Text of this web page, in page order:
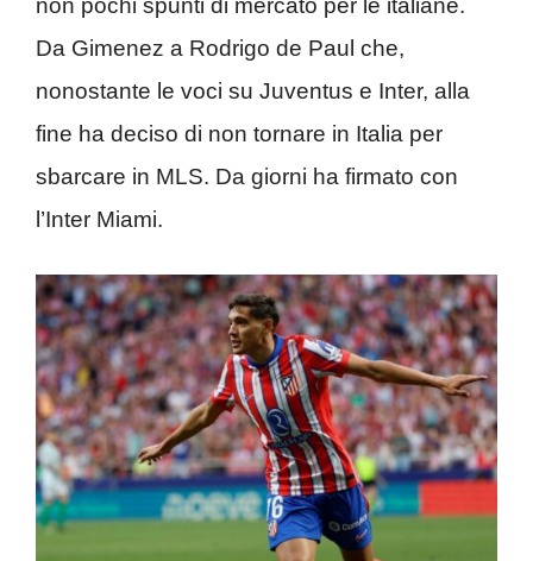
non pochi spunti di mercato per le italiane.
Da Gimenez a Rodrigo de Paul che,
nonostante le voci su Juventus e Inter, alla
fine ha deciso di non tornare in Italia per
sbarcare in MLS. Da giorni ha firmato con
l’Inter Miami.